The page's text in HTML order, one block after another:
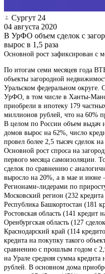
Сургут 24
04 августа 2020
В УрФО объем сделок с
вырос в 1,5 раза
Основной рост зафиксирован с
По итогам семи месяцев года
объекты загородной
Уральском федеральном округе.
УрФО, в том числе в Ханты-
приобрели в ипотеку 179
миллионов рублей, что на 60%
В целом по России объем выдач
домов вырос на 62%, число
провел более 2,5 тысяч сделок
Основной рост спроса на
первого месяца самоизоляции.
сделок по сравнению с
выросло на 20%, а в мае и июне
Регионами-лидерами по
Московский регион (232
Республика Башкортостан (181
Ростовская область (141 кредит
Оренбургская область (127
Краснодарский край (114
кредита на покупку такого
сравнению с прошлым годом с
на Урале средняя сумма
рублей. В основном дома